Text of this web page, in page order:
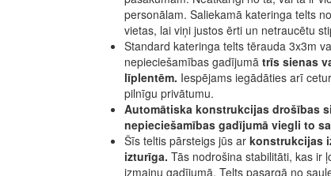
personālam. Saliekamā kateringa telts
vietas, lai viņi justos ērti un netraucētu
Standard kateringa telts tērauda 3x3m
nepieciešamības gadījumā trīs sienas
līplentēm. Iespējams iegādāties arī
pilnīgu privātumu.
Automātiska konstrukcijas drošības
nepieciešamības gadījumā viegli to
Šīs teltis pārsteigs jūs ar konstrukcijas
izturīga. Tās nodrošina stabilitāti, kas ir
izmaiņu gadījumā. Telts pasargā no